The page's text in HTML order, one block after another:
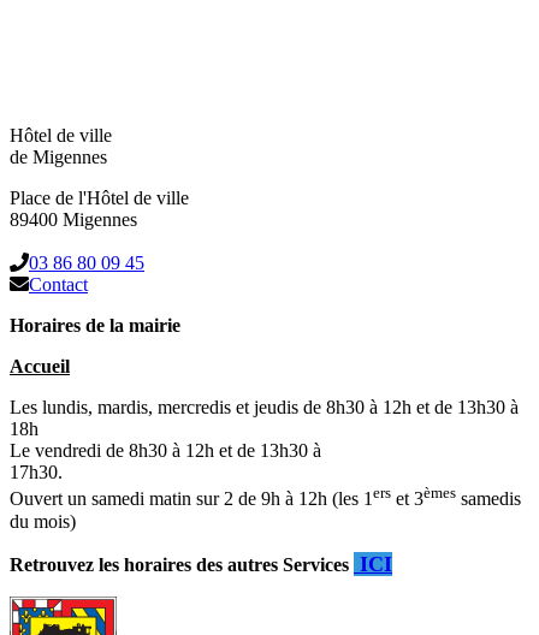
Hôtel de ville
de Migennes
Place de l'Hôtel de ville
89400 Migennes
03 86 80 09 45
Contact
Horaires de la mairie
Accueil
Les lundis, mardis, mercredis et jeudis de 8h30 à 12h et de 13h30 à
18h
Le vendredi de 8h30 à 12h et de 13h30 à
17h30.
Ouvert un samedi matin sur 2 de 9h à 12h (les 1ers et 3èmes samedis
du mois)
Retrouvez les horaires des autres Services ICI